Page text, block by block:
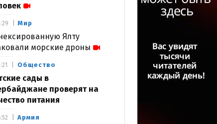
Мир
Ялту
морские дроны
Общество
сады в
проверят на
питания
Армия